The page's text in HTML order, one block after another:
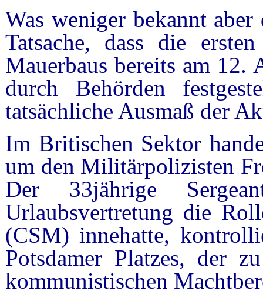
Was weniger bekannt
Tatsache, dass die
Mauerbaus bereits am 12.
durch Behörden
tatsächliche Ausmaß der
Im Britischen Sektor
um den Militärpolizisten
Der 33jährige
Urlaubsvertretung die
(CSM) innehatte,
Potsdamer Platzes, der
kommunistischen